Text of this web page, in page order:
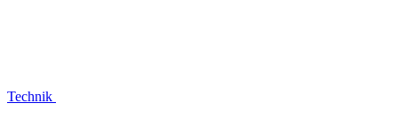
Technik